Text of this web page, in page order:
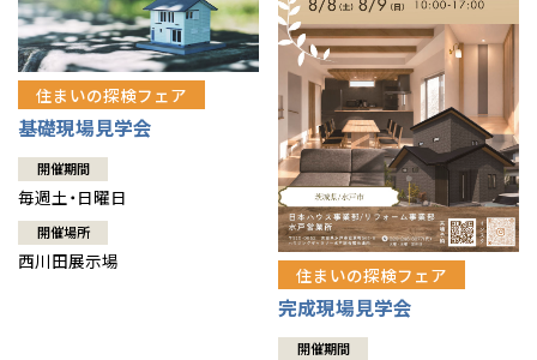
住まいの探検フェア
基礎現場見学会
開催期間
毎週土・日曜日
開催場所
西川田展示場
住まいの探検フェア
完成現場見学会
開催期間